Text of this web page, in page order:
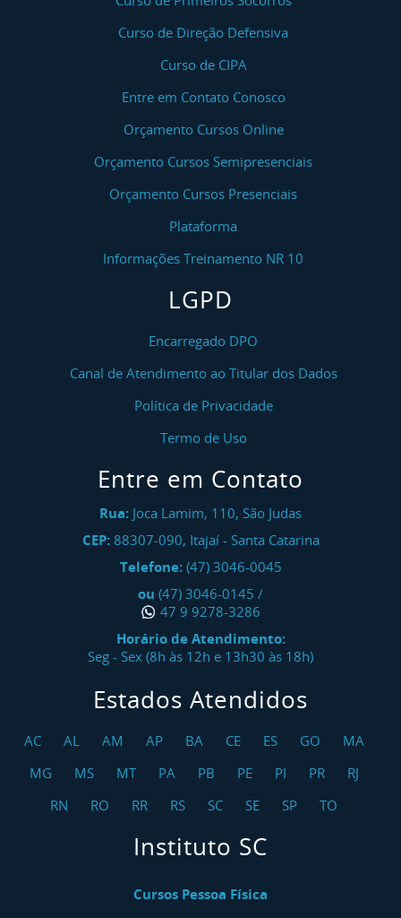
Curso de Direção Defensiva
Curso de CIPA
Entre em Contato Conosco
Orçamento Cursos Online
Orçamento Cursos Semipresenciais
Orçamento Cursos Presenciais
Plataforma
Informações Treinamento NR 10
LGPD
Encarregado DPO
Canal de Atendimento ao Titular dos Dados
Política de Privacidade
Termo de Uso
Entre em Contato
Rua: Joca Lamim, 110, São Judas
CEP: 88307-090, Itajaí- Santa Catarina
Telefone: (47) 3046-0045
ou (47) 3046-0145 /
47 9 9278-3286
Horário de Atendimento:
Seg - Sex (8h às 12h e 13h30 às 18h)
Estados Atendidos
AC AL AM AP BA CE ES GO
MA
MG
MS MT PA PB PE PI PR
RJ
RN
RO RR RS SC SE SP TO
Instituto SC
Cursos Pessoa Física